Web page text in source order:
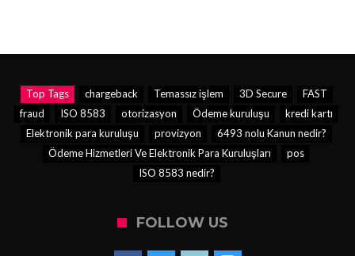
Top Tags chargeback Temassız işlem 3D Secure
FAST
fraud
ISO 8583 otorizasyon Ödeme kuruluşu
kredi kartı
Elektronik para kuruluşu
provizyon
6493 nolu Kanun nedir?
Ödeme Hizmetleri Ve Elektronik Para Kuruluşları
pos
ISO 8583 nedir?
FOLLOW US